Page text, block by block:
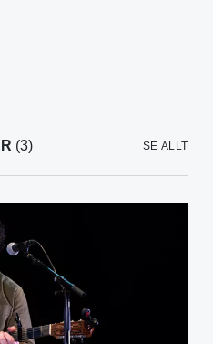
(3) SE ALLT